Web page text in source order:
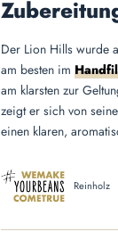
Der Lion Hills wurde
am besten im
am klarsten zur
zeigt er sich von
einen klaren,
Reinholz